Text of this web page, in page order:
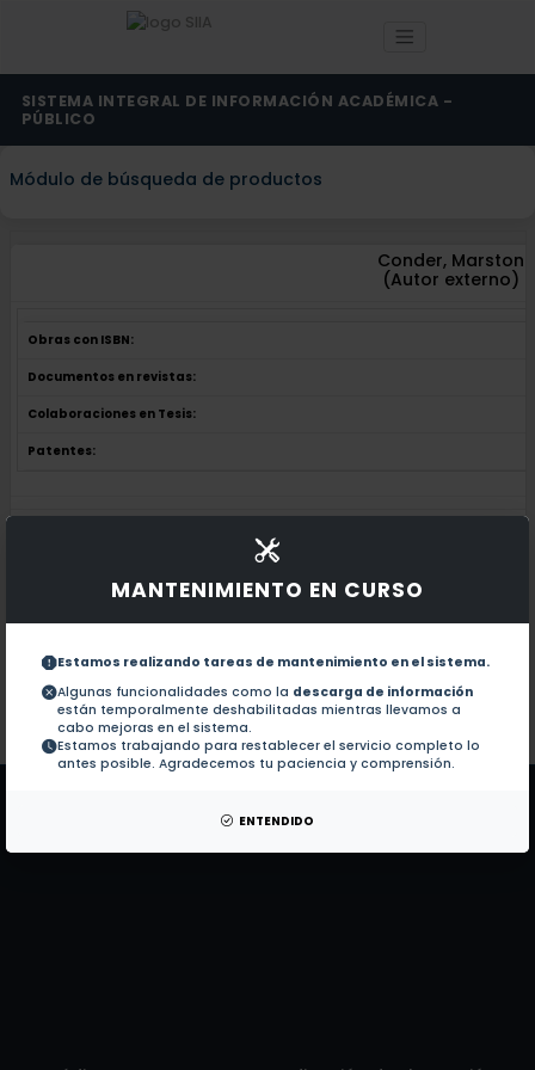
MANTENIMIENTO EN CURSO
Estamos realizando tareas de mantenimiento en el sistema.
Algunas funcionalidades como la descarga de información
están temporalmente deshabilitadas mientras llevamos a
cabo mejoras en el sistema.
Estamos trabajando para restablecer el servicio completo lo
antes posible. Agradecemos tu paciencia y comprensión.
ENTENDIDO
SISTEMA INTEGRAL DE INFORMACIÓN ACADÉMICA -
PÚBLICO
Módulo de búsqueda de productos
Conder, Marston
(Autor externo)
Obras con ISBN:
Documentos en revistas:
Colaboraciones en Tesis:
Patentes:
Colaboraciones en Tesis:
No hay tesis de este autor.
Patentes:
No hay patentes de este autor.